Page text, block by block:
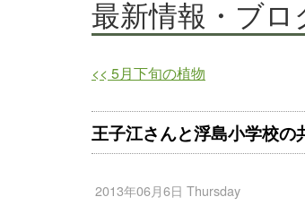
最新情報・ブロ
<< 5月下旬の植物
王子江さんと浮島小学校の
2013年06月6日 Thursday